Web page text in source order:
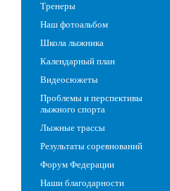
Тренеры
Наш фотоальбом
Школа лыжника
Календарный план
Видеосюжеты
Проблемы и перспективы
лыжного спорта
Лыжные трассы
Результаты соревнований
Форум Федерации
Наши благодарности